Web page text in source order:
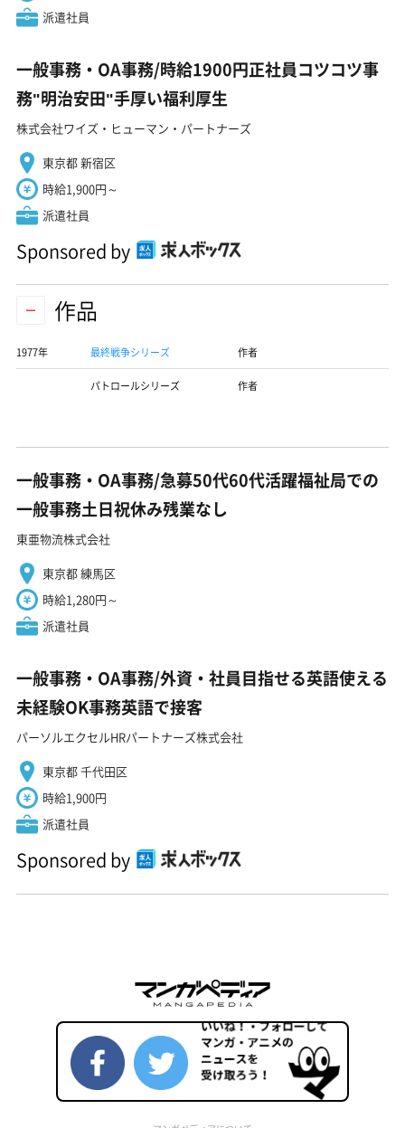
派遣社員
一般事務・OA事務/時給1900円正社員コツコツ事
務"明治安田"手厚い福利厚生
株式会社ワイズ・ヒューマン・パートナーズ
東京都 新宿区
時給1,900円～
派遣社員
Sponsored by
作品
1977年 最終戦争シリーズ 作者
パトロールシリーズ 作者
一般事務・OA事務/急募50代60代活躍福祉局での
一般事務土日祝休み残業なし
東亜物流株式会社
東京都 練馬区
時給1,280円～
派遣社員
一般事務・OA事務/外資・社員目指せる英語使える
未経験OK事務英語で接客
パーソルエクセルHRパートナーズ株式会社
東京都 千代田区
時給1,900円
派遣社員
Sponsored by